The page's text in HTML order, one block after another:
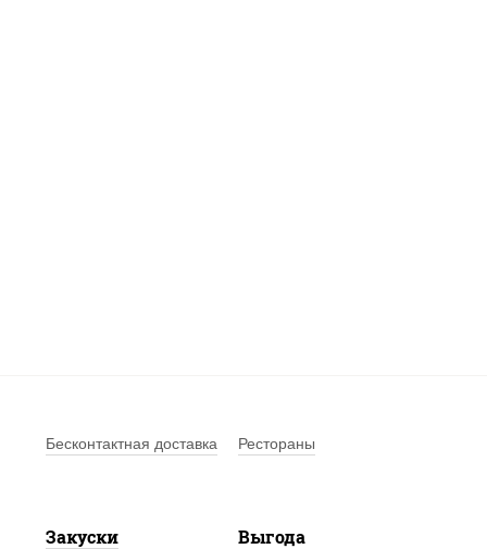
Бесконтактная доставка
Рестораны
Закуски
Выгода